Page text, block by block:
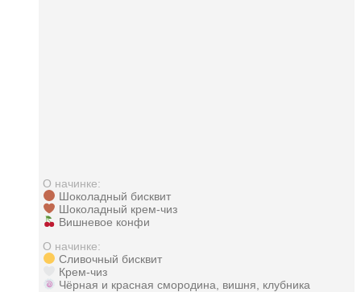
О начинке:
Шоколадный бисквит
Шоколадный крем-чиз
Вишневое конфи
О начинке:
Сливочный бисквит
Крем-чиз
Чёрная и красная смородина, вишня, клубника